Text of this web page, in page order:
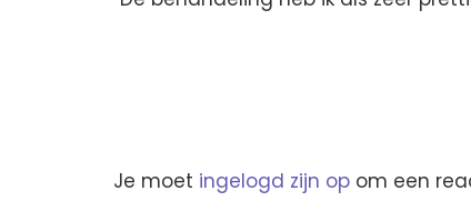
Je moet ingelogd zijn op om een